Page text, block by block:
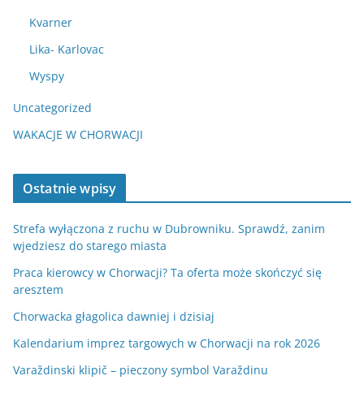
Kvarner
Lika- Karlovac
Wyspy
Uncategorized
WAKACJE W CHORWACJI
Ostatnie wpisy
Strefa wyłączona z ruchu w Dubrowniku. Sprawdź, zanim
wjedziesz do starego miasta
Praca kierowcy w Chorwacji? Ta oferta może skończyć się
aresztem
Chorwacka głagolica dawniej i dzisiaj
Kalendarium imprez targowych w Chorwacji na rok 2026
Varaždinski klipič – pieczony symbol Varaždinu